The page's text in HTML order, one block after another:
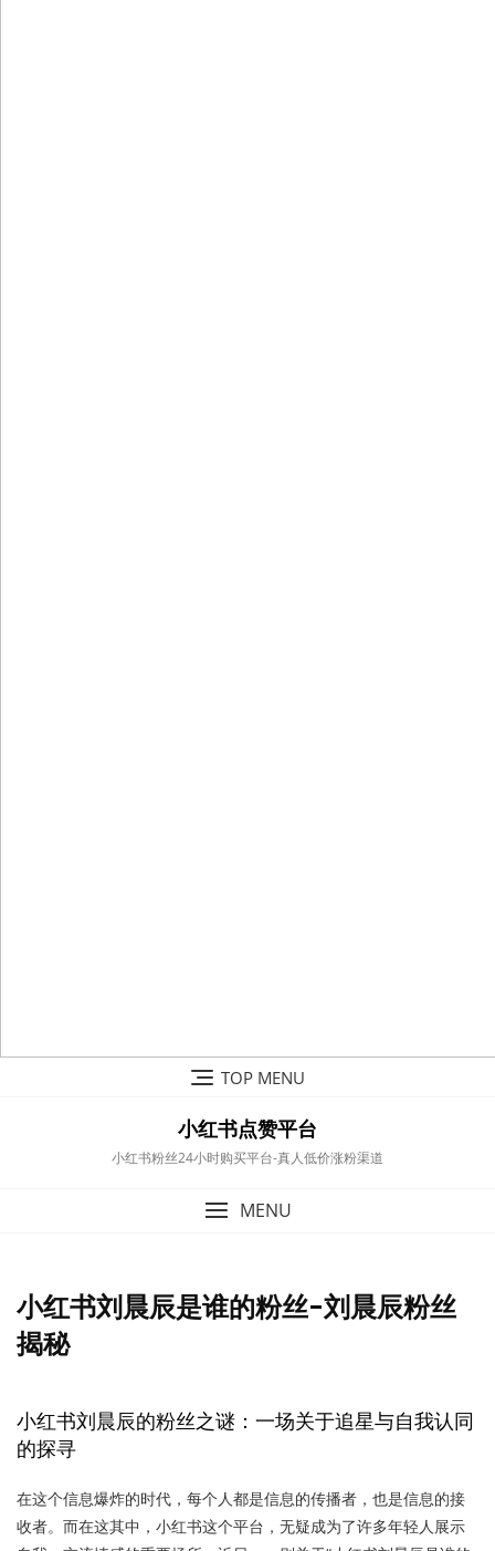
TOP MENU
小红书点赞平台
小红书粉丝24小时购买平台-真人低价涨粉渠道
MENU
小红书刘晨辰是谁的粉丝-刘晨辰粉丝
揭秘
小红书刘晨辰的粉丝之谜：一场关于追星与自我认同
的探寻
在这个信息爆炸的时代，每个人都是信息的传播者，也是信息的接
收者。而在这其中，小红书这个平台，无疑成为了许多年轻人展示